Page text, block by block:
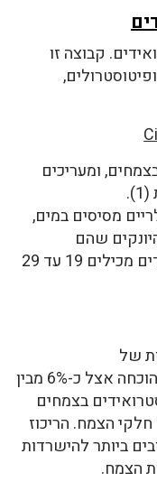
קבוצה זו
בצמחים, ומעריכים
שיש למעלה מ-1000 תרכובות שונות (1).
מסיסים במים,
שהם
ליפופיליים. רוב הפיטואקדיסטרואידים מכילים 19 עד 29
של
פיטואקדי-סטרואידים (3). נוכחותם הוכחה אצל כ-6% מבין
בצמחים
חלקי הצמח. הריכוז
ביותר להישרדות
הצמח.